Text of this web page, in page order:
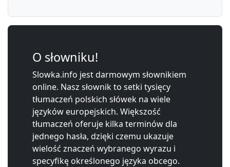
O słowniku!
Slowka.info jest darmowym słownikiem
online. Nasz słownik to setki tysięcy
tłumaczeń polskich słówek na wiele
języków europejskich. Większość
tłumaczeń oferuje kilka terminów dla
jednego hasła, dzięki czemu ukazuje
wielość znaczeń wybranego wyrazu i
specyfikę określonego języka obcego.